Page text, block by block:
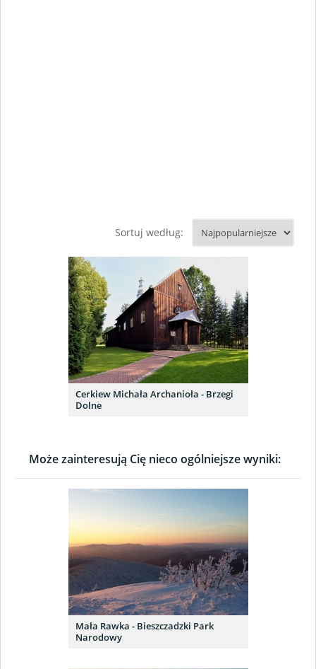
Sortuj według:
Cerkiew Michała Archanioła - Brzegi
Dolne
Może zainteresują Cię nieco ogólniejsze wyniki:
Mała Rawka - Bieszczadzki Park
Narodowy